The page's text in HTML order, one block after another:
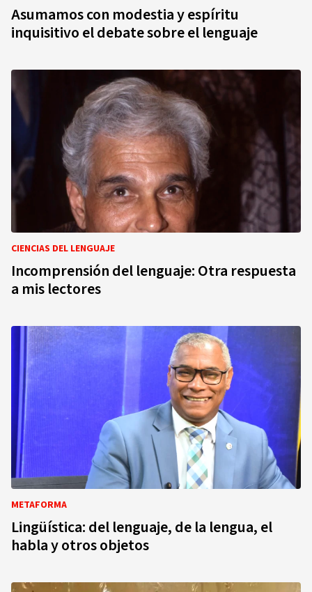
Asumamos con modestia y espíritu
inquisitivo el debate sobre el lenguaje
CIENCIAS DEL LENGUAJE
Incomprensión del lenguaje: Otra respuesta
a mis lectores
METAFORMA
Lingüística: del lenguaje, de la lengua, el
habla y otros objetos